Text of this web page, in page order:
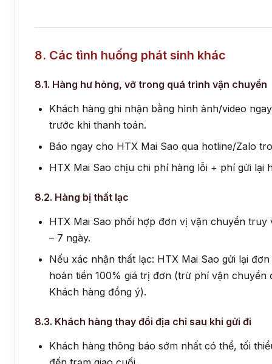
8. Các tình huống phát sinh khác
8.1. Hàng hư hỏng, vỡ trong quá trình vận chuyển
Khách hàng ghi nhận bằng hình ảnh/video
trước khi thanh toán.
Báo ngay cho HTX Mai Sao qua hotline/Zalo
HTX Mai Sao chịu chi phí hàng lỗi + phí gửi lại
8.2. Hàng bị thất lạc
HTX Mai Sao phối hợp đơn vị vận chuyển truy
– 7 ngày.
Nếu xác nhận thất lạc: HTX Mai Sao gửi lại
hoàn tiền 100% giá trị đơn (trừ phí vận chuyển
Khách hàng đồng ý).
8.3. Khách hàng thay đổi địa chỉ sau khi gửi đi
Khách hàng thông báo sớm nhất có thể, tối